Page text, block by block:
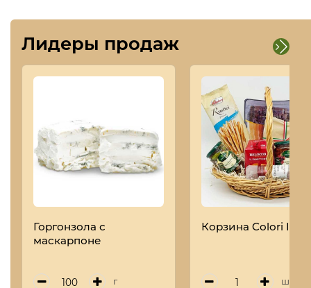
Лидеры продаж
Горгонзола с
маскарпоне
г
Корзина Colori
шт